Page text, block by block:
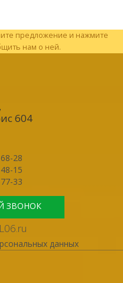
предложение и нажмите
нам о ней.
,
604
28
15
33
ЗВОНОК
данных